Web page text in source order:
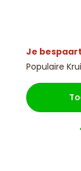
Je
Populaire